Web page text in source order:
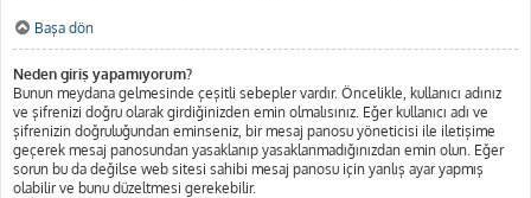
Başa dön
Neden giriş yapamıyorum?
Bunun meydana gelmesinde çeşitli sebepler vardır. Öncelikle, kullanıcı adınız
ve şifrenizi doğru olarak girdiğinizden emin olmalısınız. Eğer kullanıcı adı ve
şifrenizin doğruluğundan eminseniz, bir mesaj panosu yöneticisi ile iletişime
geçerek mesaj panosundan yasaklanıp yasaklanmadığınızdan emin olun. Eğer
sorun bu da değilse web sitesi sahibi mesaj panosu için yanlış ayar yapmış
olabilir ve bunu düzeltmesi gerekebilir.